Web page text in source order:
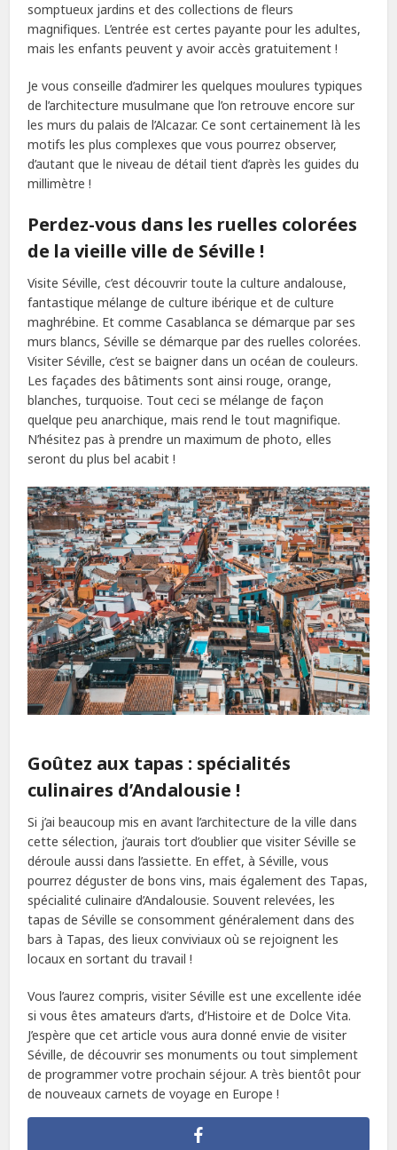
somptueux jardins et des collections de fleurs
magnifiques. L’entrée est certes payante pour les adultes,
mais les enfants peuvent y avoir accès gratuitement !
Je vous conseille d’admirer les quelques moulures typiques
de l’architecture musulmane que l’on retrouve encore sur
les murs du palais de l’Alcazar. Ce sont certainement là les
motifs les plus complexes que vous pourrez observer,
d’autant que le niveau de détail tient d’après les guides du
millimètre !
Perdez-vous dans les ruelles colorées
de la vieille ville de Séville !
Visite Séville, c’est découvrir toute la culture andalouse,
fantastique mélange de culture ibérique et de culture
maghrébine. Et comme Casablanca se démarque par ses
murs blancs, Séville se démarque par des ruelles colorées.
Visiter Séville, c’est se baigner dans un océan de couleurs.
Les façades des bâtiments sont ainsi rouge, orange,
blanches, turquoise. Tout ceci se mélange de façon
quelque peu anarchique, mais rend le tout magnifique.
N’hésitez pas à prendre un maximum de photo, elles
seront du plus bel acabit !
Goûtez aux tapas : spécialités
culinaires d’Andalousie !
Si j’ai beaucoup mis en avant l’architecture de la ville dans
cette sélection, j’aurais tort d’oublier que visiter Séville se
déroule aussi dans l’assiette. En effet, à Séville, vous
pourrez déguster de bons vins, mais également des Tapas,
spécialité culinaire d’Andalousie. Souvent relevées, les
tapas de Séville se consomment généralement dans des
bars à Tapas, des lieux conviviaux où se rejoignent les
locaux en sortant du travail !
Vous l’aurez compris, visiter Séville est une excellente idée
si vous êtes amateurs d’arts, d’Histoire et de Dolce Vita.
J’espère que cet article vous aura donné envie de visiter
Séville, de découvrir ses monuments ou tout simplement
de programmer votre prochain séjour. A très bientôt pour
de nouveaux carnets de voyage en Europe !